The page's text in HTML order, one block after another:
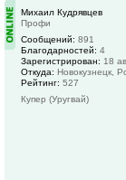
Михаил Кудрявцев
Профи
Сообщений: 891
Благодарностей: 4
Зарегистрирован: 18
Откуда: Новокузнецк,
Рейтинг: 527
Купер (Уругвай)